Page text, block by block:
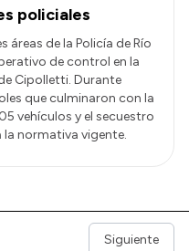
policiales
de la Policía de Río
de control en la
Cipolletti. Durante
que culminaron con la
vehículos y el secuestro
normativa vigente.
Siguiente